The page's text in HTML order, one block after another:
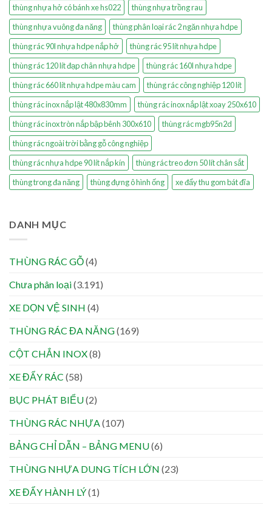
thùng nhựa hở có bánh xe hs022
thùng nhựa trồng rau
thùng nhựa vuông đa năng
thùng phân loại rác 2 ngăn nhựa hdpe
thùng rác 90l nhựa hdpe nắp hở
thùng rác 95 lít nhựa hdpe
thùng rác 120 lít đạp chân nhựa hdpe
thùng rác 160l nhựa hdpe
thùng rác 660 lít nhựa hdpe màu cam
thùng rác công nghiệp 120 lít
thùng rác inox nắp lật 480x830mm
thùng rác inox nắp lật xoay 250x610
thùng rác inox tròn nắp bập bênh 300x610
thùng rác mgb95n2d
thùng rác ngoài trời bằng gỗ công nghiệp
thùng rác nhựa hdpe 90 lít nắp kín
thùng rác treo đơn 50 lít chân sắt
thùng trong đa năng
thùng đựng ô hình ống xe đẩy thu gom bát đĩa
DANH MỤC
THÙNG RÁC GỖ(4)
Chưa phân loại(3.191)
XE DỌN VỆ SINH (4)
THÙNG RÁC ĐA NĂNG(169)
CỘT CHẮN INOX(8)
XE ĐẨY RÁC (58)
BỤC PHÁT BIỂU(2)
THÙNG RÁC NHỰA (107)
BẢNG CHỈ DẪN – BẢNG MENU(6)
THÙNG NHỰA DUNG TÍCH LỚN (23)
XE ĐẨY HÀNH LÝ(1)